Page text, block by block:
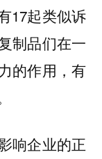
17起类似诉
制品们在一
的作用，有
响企业的正